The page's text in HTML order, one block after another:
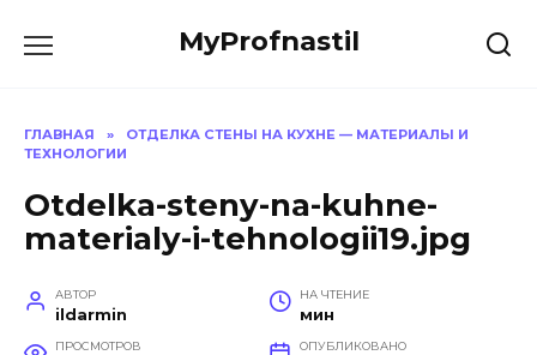
MyProfnastil
ГЛАВНАЯ »
ОТДЕЛКА СТЕНЫ НА КУХНЕ — МАТЕРИАЛЫ И
ТЕХНОЛОГИИ
Otdelka-steny-na-kuhne-
materialy-i-tehnologii19.jpg
АВТОР
ildarmin
НА ЧТЕНИЕ
мин
ПРОСМОТРОВ ОПУБЛИКОВАНО